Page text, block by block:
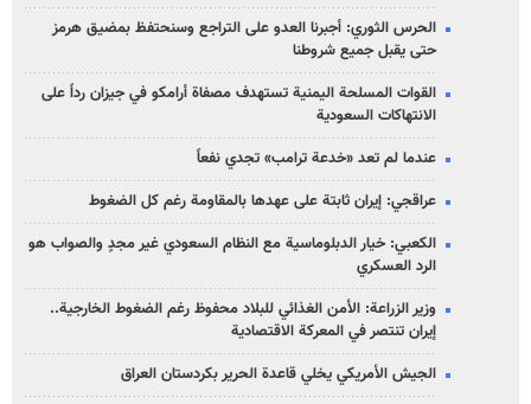
الحرس الثوري: أجبرنا العدو على التراجع وسنحتفظ بمضيق هرمز
حتى يقبل جميع شروطنا
القوات المسلحة اليمنية تستهدف مصفاة أرامكو في جيزان رداً على
الانتهاكات السعودية
عندما لم تعد «خدعة ترامب» تجدي نفعاً
عراقجي: إيران ثابتة على عهدها بالمقاومة رغم كل الضغوط
الكعبي: خيار الدبلوماسية مع النظام السعودي غير مجدٍ والصواب هو
الرد العسكري
وزير الزراعة: الأمن الغذائي للبلاد محفوظ رغم الضغوط الخارجية..
إيران تنتصر في المعركة الاقتصادية
الجيش الأمريكي يخلي قاعدة الحرير بكردستان العراق